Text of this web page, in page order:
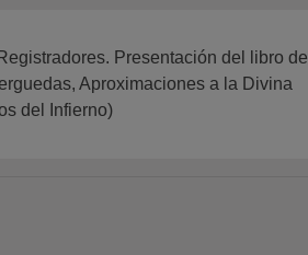
Presentación del libro de
Aproximaciones a la Divina
del Infierno)